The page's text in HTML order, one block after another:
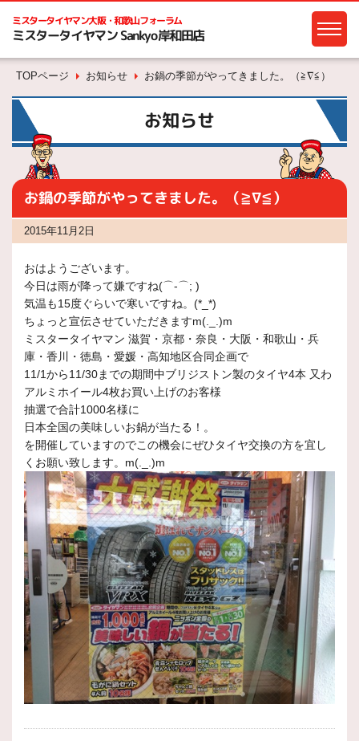
ミスタータイヤマン大阪・和歌山フォーラム
ミスタータイヤマン Sankyo岸和田店
TOPページ お知らせ お鍋の季節がやってきました。（≧∇≦）
お知らせ
お鍋の季節がやってきました。（≧∇≦）
2015年11月2日
おはようございます。
今日は雨が降って嫌ですね(⌒-⌒; )
気温も15度ぐらいで寒いですね。(*_*)
ちょっと宣伝させていただきますm(._.)m
ミスタータイヤマン 滋賀・京都・奈良・大阪・和歌山・兵
庫・香川・徳島・愛媛・高知地区合同企画で
11/1から11/30までの期間中ブリジストン製のタイヤ4本 又わ
アルミホイール4枚お買い上げのお客様
抽選で合計1000名様に
日本全国の美味しいお鍋が当たる！。
を開催していますのでこの機会にぜひタイヤ交換の方を宜し
くお願い致します。m(._.)m